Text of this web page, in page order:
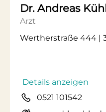
Dr. Andreas
Arzt
Wertherstraße 444 |
Details anzeigen
0521 101542